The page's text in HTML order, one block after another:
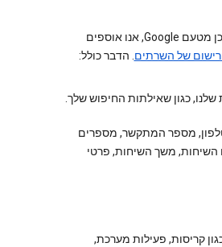
כאשר אתה משתמש בשירותים שלנו או מציג תוכן מטעם Google, אנו אוספים
של השרתים. הדבר כולל:
כגון שאילתות החיפוש שלך.
מספר המתקשר, מספרים
משך השיחות, פרטי
קריסות, פעילות מערכת,